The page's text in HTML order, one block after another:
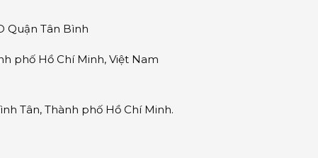
Quận Tân Bình
phố Hồ Chí Minh, Việt Nam
Tân, Thành phố Hồ Chí Minh.